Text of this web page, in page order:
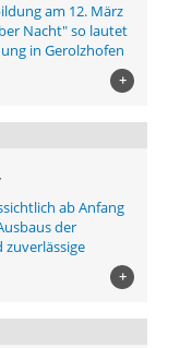
am 12. März
Nacht" so lautet
in Gerolzhofen
+
ab Anfang
der
zuverlässige
+